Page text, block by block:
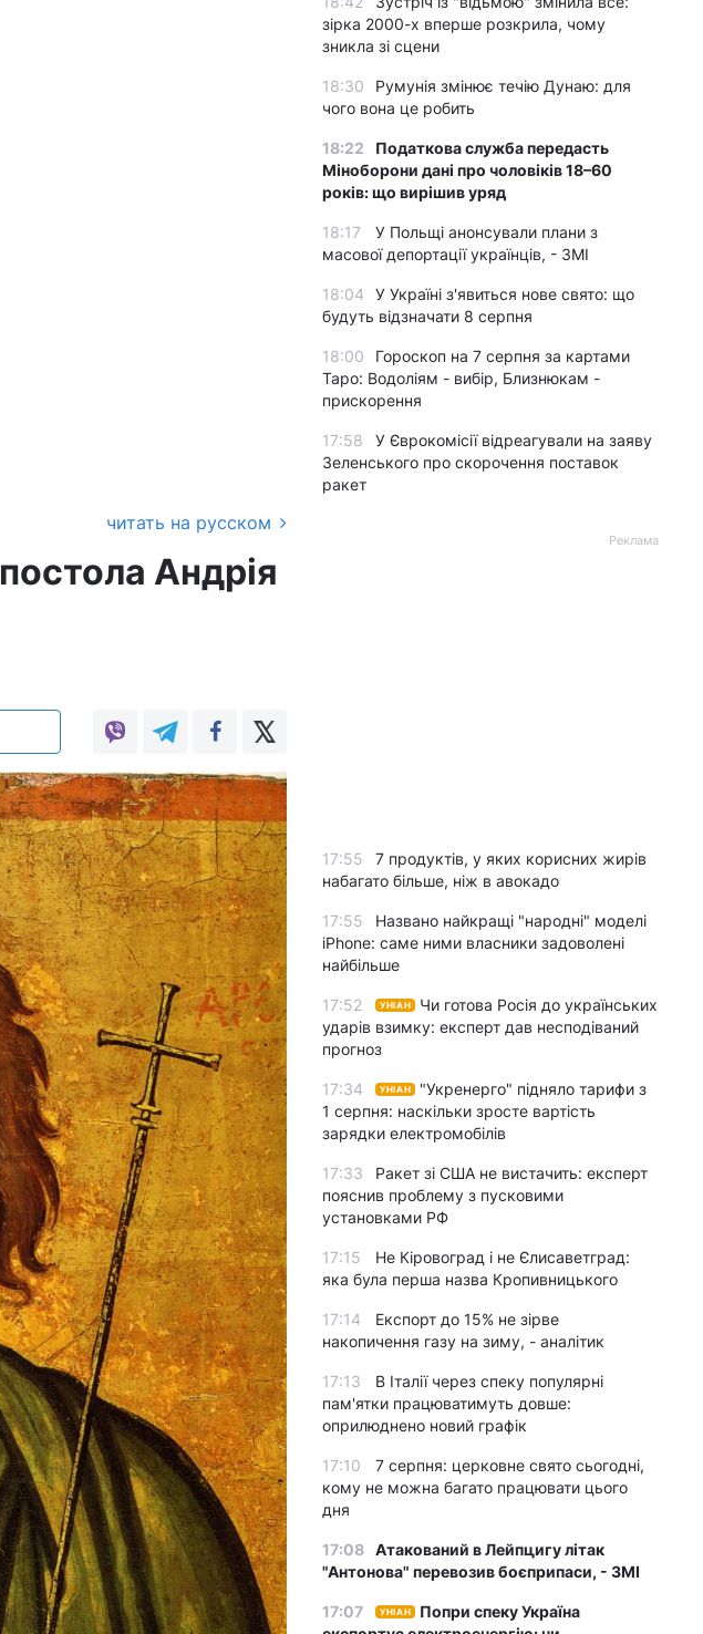
читать на русском
Андрія
зірка 2000-х вперше розкрила, чому
зникла зі сцени
18:30
Румунія змінює течію Дунаю: для
чого вона це робить
18:22
Податкова служба передасть
Міноборони дані про чоловіків 18–60
років: що вирішив уряд
18:17
У Польщі анонсували плани з
масової депортації українців, - ЗМІ
18:04
У Україні з'явиться нове свято: що
будуть відзначати 8 серпня
18:00
Гороскоп на 7 серпня за картами
Таро: Водоліям - вибір, Близнюкам -
прискорення
17:58
У Єврокомісії відреагували на заяву
Зеленського про скорочення поставок
ракет
Реклама
17:55
7 продуктів, у яких корисних жирів
набагато більше, ніж в авокадо
17:55
Названо найкращі "народні" моделі
iPhone: саме ними власники задоволені
найбільше
17:52 УНІАН
Чи готова Росія до українських
ударів взимку: експерт дав несподіваний
прогноз
17:34 УНІАН
"Укренерго" підняло тарифи з
1 серпня: наскільки зросте вартість
зарядки електромобілів
17:33
Ракет зі США не вистачить: експерт
пояснив проблему з пусковими
установками РФ
17:15
Не Кіровоград і не Єлисаветград:
яка була перша назва Кропивницького
17:14
Експорт до 15% не зірве
накопичення газу на зиму, - аналітик
17:13
В Італії через спеку популярні
пам'ятки працюватимуть довше:
оприлюднено новий графік
17:10
7 серпня: церковне свято сьогодні,
кому не можна багато працювати цього
дня
17:08 Атакований в Лейпцигу літак
"Антонова" перевозив боєприпаси, - ЗМІ
17:07 УНІАН
Попри спеку Україна